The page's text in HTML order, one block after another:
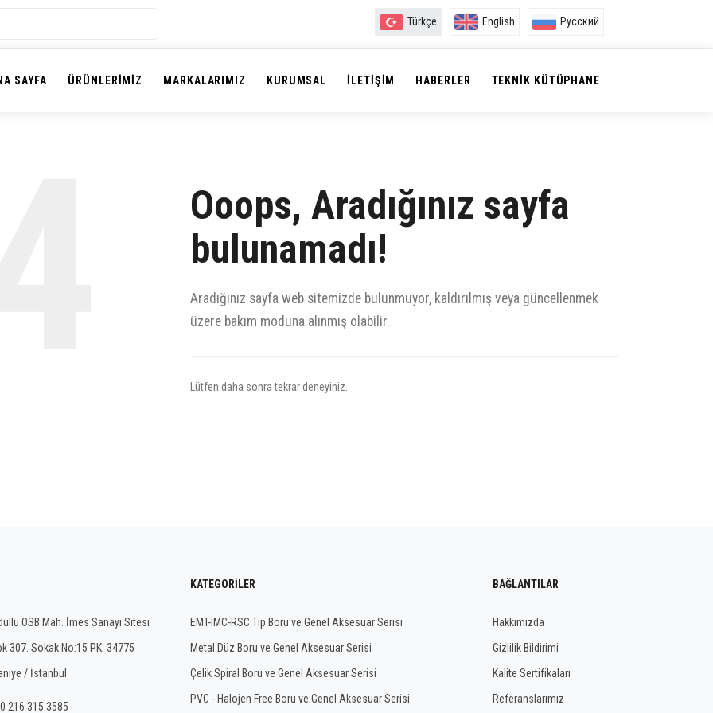
Türkçe English Русский
SAYFA ÜRÜNLERIMIZ MARKALARIMIZ KURUMSAL İLETIŞIM HABERLER TEKNIK KÜTÜPHANE
Ooops, Aradığınız sayfa
bulunamadı!
Aradığınız sayfa web sitemizde bulunmuyor, kaldırılmış veya güncellenmek
üzere bakım moduna alınmış olabilir.
Lütfen daha sonra tekrar deneyiniz.
OSB Mah. İmes Sanayi Sitesi
307. Sokak No:15 PK: 34775
/ İstanbul
216 315 3585
KATEGORILER
EMT-IMC-RSC Tip Boru ve Genel Aksesuar Serisi
Metal Düz Boru ve Genel Aksesuar Serisi
Çelik Spiral Boru ve Genel Aksesuar Serisi
PVC - Halojen Free Boru ve Genel Aksesuar Serisi
BAĞLANTILAR
Hakkımızda
Gizlilik Bildirimi
Kalite Sertifikaları
Referanslarımız